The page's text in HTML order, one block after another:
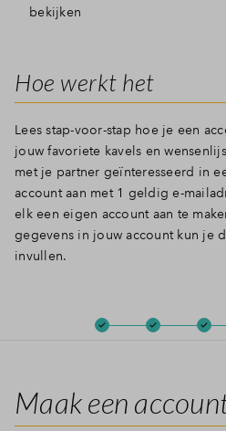
bekijken
Hoe werkt het
Lees stap-voor-stap hoe je een
jouw favoriete kavels en
met je partner geïnteresseerd in
account aan met 1 geldig e-
elk een eigen account aan te
gegevens in jouw account kun je
invullen.
Maak een